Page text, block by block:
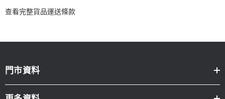
查看完整貨品運送條款
門市資料